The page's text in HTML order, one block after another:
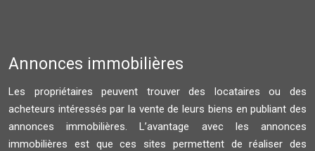
Annonces immobilières
Les propriétaires peuvent trouver des locataires ou des
acheteurs intéressés par la vente de leurs biens en publiant des
annonces immobilières. L’avantage avec les annonces
immobilières est que ces sites permettent de réaliser des